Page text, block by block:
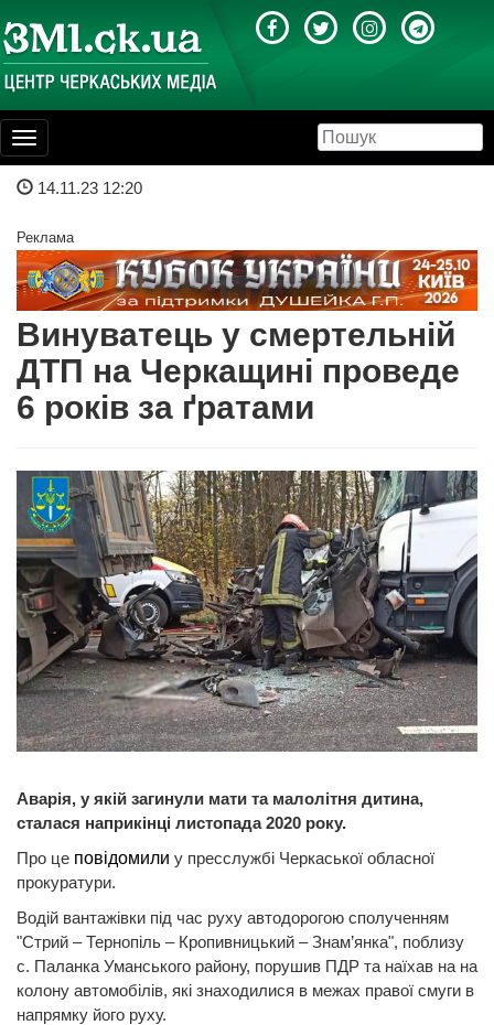
Toggle
navigation
14.11.23 12:20
Реклама
Винуватець у смертельній
ДТП на Черкащині проведе
6 років за ґратами
Аварія, у якій загинули мати та малолітня дитина,
сталася наприкінці листопада 2020 року.
Про це повідомили у пресслужбі Черкаської обласної
прокуратури.
Водій вантажівки під час руху автодорогою сполученням
"Стрий – Тернопіль – Кропивницький – Знам’янка", поблизу
с. Паланка Уманського району, порушив ПДР та наїхав на на
колону автомобілів, які знаходилися в межах правої смуги в
напрямку його руху.